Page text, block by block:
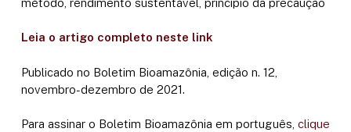
Leia o artigo completo neste link
Publicado no Boletim Bioamazônia, edição n. 12,
novembro-dezembro de 2021.
Para assinar o Boletim Bioamazônia em português, clique